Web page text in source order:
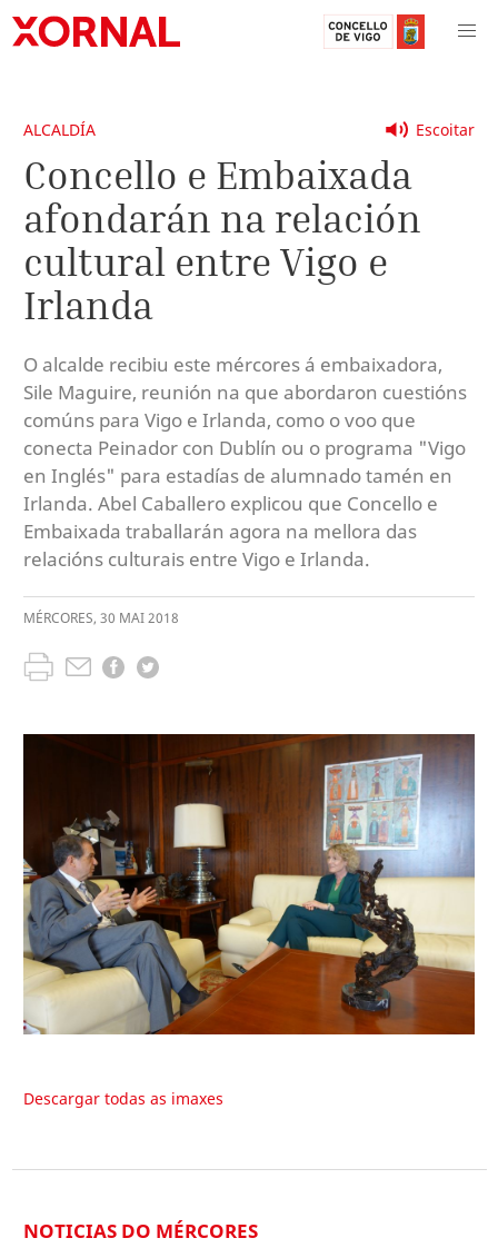
Escoitar
ALCALDÍA
Concello e Embaixada
afondarán na relación
cultural entre Vigo e
Irlanda
O alcalde recibiu este mércores á embaixadora,
Sile Maguire, reunión na que abordaron cuestións
comúns para Vigo e Irlanda, como o voo que
conecta Peinador con Dublín ou o programa "Vigo
en Inglés" para estadías de alumnado tamén en
Irlanda. Abel Caballero explicou que Concello e
Embaixada traballarán agora na mellora das
relacións culturais entre Vigo e Irlanda.
MÉRCORES, 30 MAI2018
Descargar todas as imaxes
NOTICIAS DO MÉRCORES